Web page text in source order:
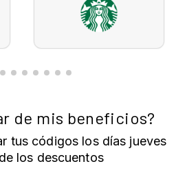
de mis beneficios?
tus códigos los días jueves
los descuentos